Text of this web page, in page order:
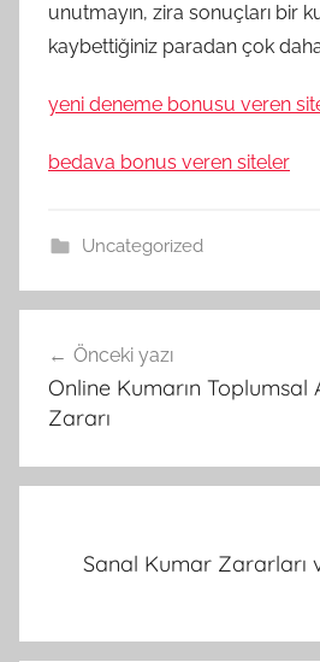
unutmayın, zira sonuçları bir
kaybettiğiniz paradan çok
yeni deneme bonusu veren
bedava bonus veren siteler
Uncategorized
gezinmesi
Önceki yazı
Online Kumarın
Zararı
Sanal Kumar Zararları